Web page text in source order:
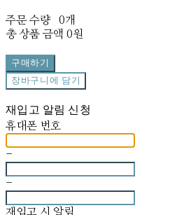
주문 수량
0개
총 상품 금액 0원
구매하기
장바구니에 담기
재입고 알림 신청
휴대폰 번호
-
-
재입고 시 알림